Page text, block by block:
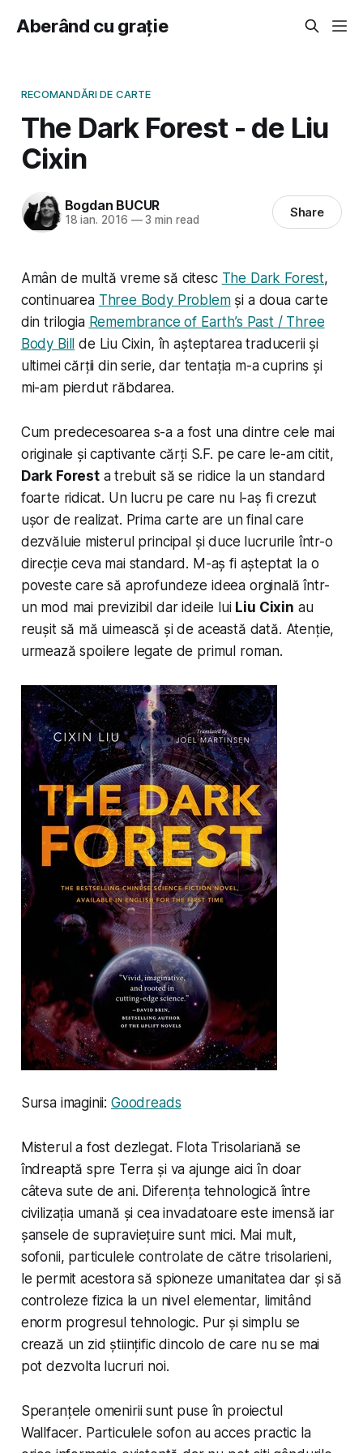
Aberând cu grație
RECOMANDĂRI DE CARTE
The Dark Forest - de Liu
Cixin
Bogdan BUCUR
18 ian. 2016 —3 min read Share
Amân de multă vreme să citesc The Dark Forest,
continuarea Three Body Problemși a doua carte
din trilogia Remembrance of Earth’s Past / Three
Body Bill de Liu Cixin, în așteptarea traducerii și
ultimei cărții din serie, dar tentația m-a cuprins și
mi-am pierdut răbdarea.
Cum predecesoarea s-a a fost una dintre cele mai
originale și captivante cărți S.F. pe care le-am citit,
Dark Foresta trebuit să se ridice la un standard
foarte ridicat. Un lucru pe care nu l-aș fi crezut
ușor de realizat. Prima carte are un final care
dezvăluie misterul principal și duce lucrurile într-o
direcție ceva mai standard. M-aș fi așteptat la o
poveste care să aprofundeze ideea orginală într-
un mod mai previzibil dar ideile lui Liu Cixin au
reușit să mă uimească și de această dată. Atenție,
urmează spoilere legate de primul roman.
Sursa imaginii: Goodreads
Misterul a fost dezlegat. Flota Trisolariană se
îndreaptă spre Terra și va ajunge aici în doar
câteva sute de ani. Diferența tehnologică între
civilizația umană și cea invadatoare este imensă iar
șansele de supraviețuire sunt mici. Mai mult,
sofonii, particulele controlate de către trisolarieni,
le permit acestora să spioneze umanitatea dar și să
controleze fizica la un nivel elementar, limitând
enorm progresul tehnologic. Pur și simplu se
crează un zid științific dincolo de care nu se mai
pot dezvolta lucruri noi.
Speranțele omenirii sunt puse în proiectul
Wallfacer. Particulele sofonau acces practic la